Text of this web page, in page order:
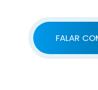
FALAR